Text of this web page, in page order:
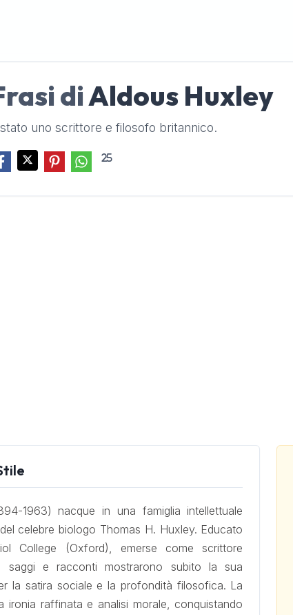
diAldous Huxley
uno scrittore e filosofo britannico.
25
1963) nacque in una famiglia intellettuale
celebre biologo Thomas H. Huxley. Educato
College (Oxford), emerse come scrittore
saggi e racconti mostrarono subito la sua
la satira sociale e la profondità filosofica. La
ironia raffinata e analisi morale, conquistando